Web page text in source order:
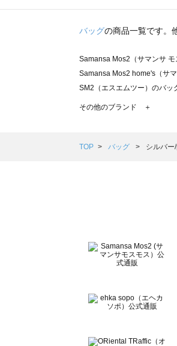
バッグの商品一覧です。
Samansa Mos2（サマンサ
Samansa Mos2 home's（サ
SM2（エスエムツー）のバッ
TSUHARU by Samansa
Samansa Mos2 Lagom（サ
BETTY'S BLUE（べティー
Wpc.（ワールドパーティー）
その他のブランド ＋
TOP バッグ シルバー